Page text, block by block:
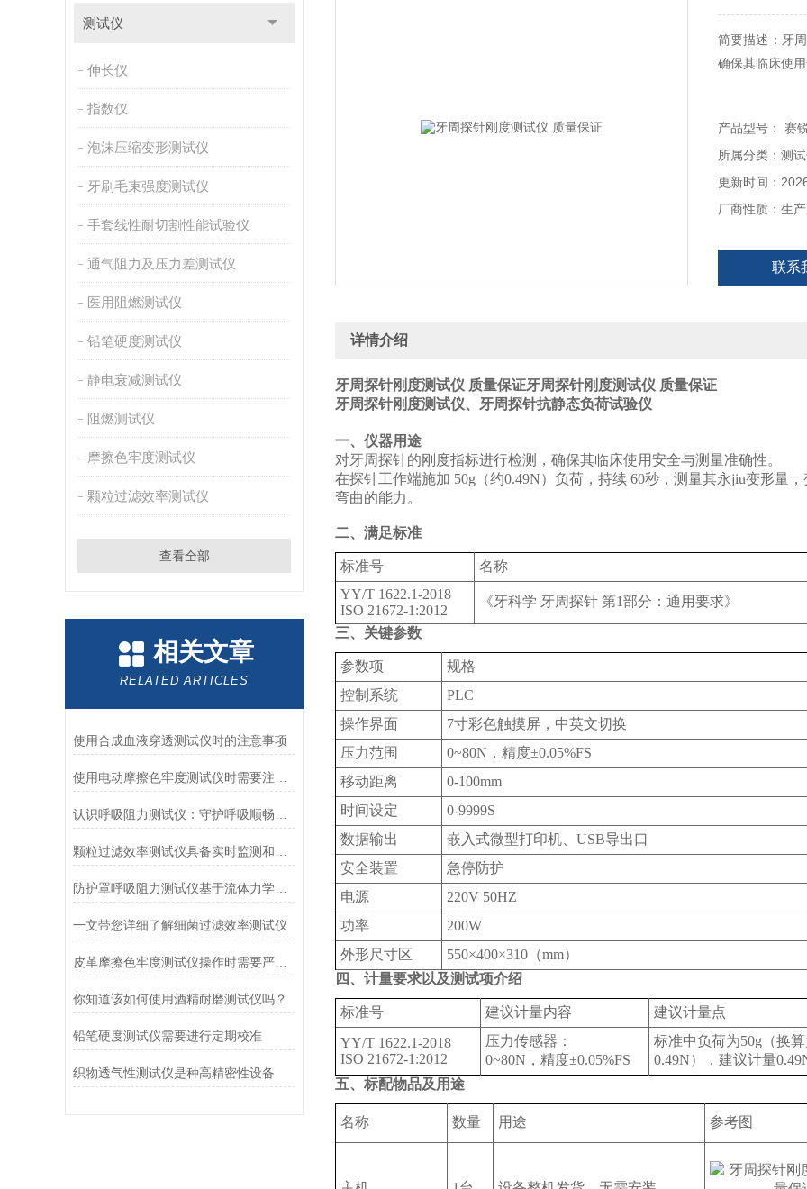
测试仪
伸长仪
指数仪
泡沫压缩变形测试仪
牙刷毛束强度测试仪
手套线性耐切割性能试验仪
通气阻力及压力差测试仪
医用阻燃测试仪
铅笔硬度测试仪
静电衰减测试仪
阻燃测试仪
摩擦色牢度测试仪
颗粒过滤效率测试仪
查看全部
相关文章
RELATED ARTICLES
使用合成血液穿透测试仪时的注意事项
防护罩呼吸阻力测试仪基于流体力学与压力传感技术
一文带您详细了解细菌过滤效率测试仪
皮革摩擦色牢度测试仪操作时需要严格遵循规程
你知道该如何使用酒精耐磨测试仪吗？
铅笔硬度测试仪需要进行定期校准
织物透气性测试仪是种高精密性设备
简要描述：牙
确保其临床使
产品型号： 赛
所属分类：测
更新时间：
厂商性质：生
联系
详情介绍
牙周探针刚度测试仪 质量保证牙周探针刚度测试仪 质量保证
牙周探针刚度测试仪、牙周探针抗静态负荷试验仪
‌一、仪器用途
对牙周探针的‌刚度指标进行检测，确保其临床使用安全与测量准确性。
在探针工作端施加 ‌50g（约0.49N）负荷‌，持续 ‌60秒‌，测量其永jiu变形量
弯曲的能力。
二、满足标准
标准号
名称
YY/T 1622.1-2018
ISO 21672-1:2012
《牙科学 牙周探针 第1部分：通用要求》
三、关键参数
‌参数项‌
规格‌
控制系统
PLC
操作界面
7寸彩色触摸屏，中英文切换
压力范围
0~80N，精度±0.05%FS
移动距离
0-100mm
时间设定
0-9999S
数据输出
嵌入式微型打印机、USB导出口
安全装置
急停防护
电源
220V 50HZ
功率
200W
外形尺寸区
550×400×310（mm）
四、计量要求以及测试项介绍
标准号 建议计量内容
建议计量点
YY/T 1622.1-2018
ISO 21672-1:2012
压力传感器：
0~80N，精度±0.05%FS
标准中负荷为50g（换
0.49N），建议计量
五、标配物品及用途
名称 数量 用途 参考图